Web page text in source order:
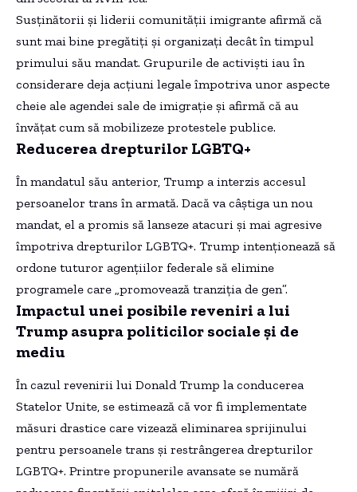
Susținătorii și liderii comunității imigrante afirmă că
sunt mai bine pregătiți și organizați decât în timpul
primului său mandat. Grupurile de activiști iau în
considerare deja acțiuni legale împotriva unor aspecte
cheie ale agendei sale de imigrație și afirmă că au
învățat cum să mobilizeze protestele publice.
Reducerea drepturilor LGBTQ+
În mandatul său anterior, Trump a interzis accesul
persoanelor trans în armată. Dacă va câștiga un nou
mandat, el a promis să lanseze atacuri și mai agresive
împotriva drepturilor LGBTQ+. Trump intenționează să
ordone tuturor agențiilor federale să elimine
programele care „promovează tranziția de gen”.
Impactul unei posibile reveniri a lui
Trump asupra politicilor sociale și de
mediu
În cazul revenirii lui Donald Trump la conducerea
Statelor Unite, se estimează că vor fi implementate
măsuri drastice care vizează eliminarea sprijinului
pentru persoanele trans și restrângerea drepturilor
LGBTQ+. Printre propunerile avansate se numără